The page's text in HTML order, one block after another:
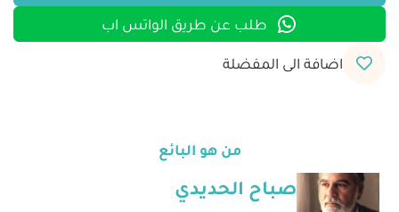
طلب عن طريق الواتس اب
اضافة الى المفضلة
من هو البائع
صباح الحديدي